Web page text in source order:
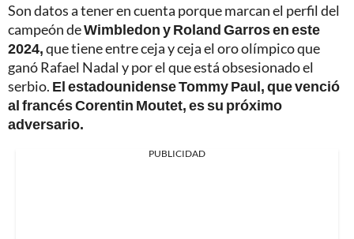
Son datos a tener en cuenta porque marcan el perfil del
campeón deWimbledon y Roland Garros en este
2024,que tiene entre ceja y ceja el oro olímpico que
ganó Rafael Nadal y por el que está obsesionado el
serbio. El estadounidense Tommy Paul, que venció
al francés Corentin Moutet, es su próximo
adversario.
PUBLICIDAD